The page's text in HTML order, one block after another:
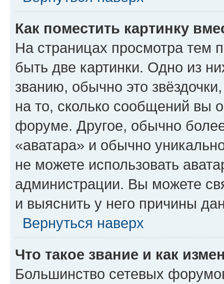
Как поместить картинку
На страницах просмотра тем
быть две картинки. Одно из
званию, обычно это
на то, сколько сообщений вы
форуме. Другое, обычно
«аватара» и обычно
не можете использовать
администрации. Вы можете
и выяснить у него причины
Вернуться наверх
Что такое звание и как
Большинство сетевых